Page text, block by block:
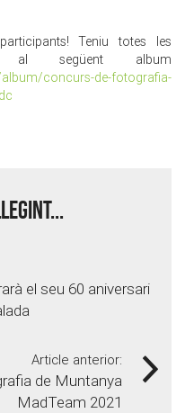
Teniu totes les
al següent album
concurs-de-fotografia-
el seu 60 aniversari
Article anterior:
de Muntanya
MadTeam 2021